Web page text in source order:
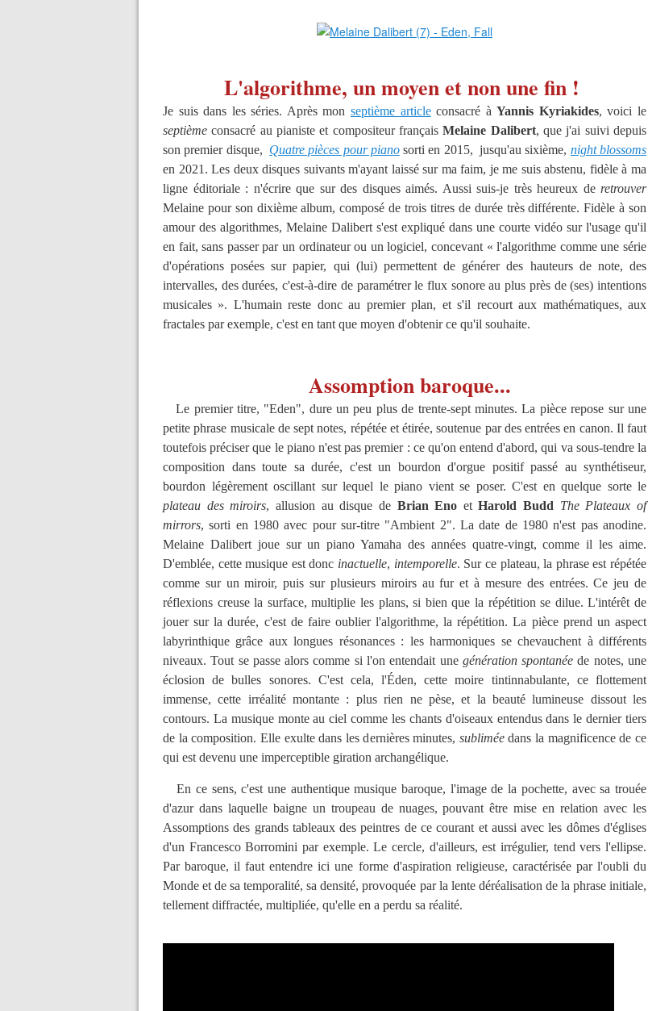
L'algorithme, un moyen et non une fin !
Je suis dans les séries. Après mon septième articleconsacré àYannis Kyriakides, voici le
septième consacré au pianiste et compositeur françaisMelaine Dalibert, que j'ai suivi depuis
son premier disque, Quatre pièces pour pianosorti en 2015, jusqu'au sixième, night blossoms
en 2021. Les deux disques suivants m'ayant laissé sur ma faim, je me suis abstenu, fidèle à ma
ligne éditoriale : n'écrire que sur des disques aimés. Aussi suis-je très heureux de retrouver
Melaine pour son dixième album, composé de trois titres de durée très différente. Fidèle à son
amour des algorithmes, Melaine Dalibert s'est expliqué dans une courte vidéo sur l'usage qu'il
en fait, sans passer par un ordinateur ou un logiciel, concevant « l'algorithme comme une série
d'opérations posées sur papier, qui (lui) permettent de générer des hauteurs de note, des
intervalles, des durées, c'est-à-dire de paramétrer le flux sonore au plus près de (ses) intentions
musicales ». L'humain reste donc au premier plan, et s'il recourt aux mathématiques, aux
fractales par exemple, c'est en tant que moyen d'obtenir ce qu'il souhaite.
Assomption baroque...
Le premier titre, "Eden", dure un peu plus de trente-sept minutes. La pièce repose sur une
petite phrase musicale de sept notes, répétée et étirée, soutenue par des entrées en canon. Il faut
toutefois préciser que le piano n'est pas premier : ce qu'on entend d'abord, qui va sous-tendre la
composition dans toute sa durée, c'est un bourdon d'orgue positif passé au synthétiseur,
bourdon légèrement oscillant sur lequel le piano vient se poser. C'est en quelque sorte le
plateau des miroirs, allusion au disque de Brian Eno etHarold Budd The Plateaux of
mirrors, sorti en 1980 avec pour sur-titre "Ambient 2". La date de 1980 n'est pas anodine.
Melaine Dalibert joue sur un piano Yamaha des années quatre-vingt, comme il les aime.
D'emblée, cette musique est donc inactuelle, intemporelle. Sur ce plateau, la phrase est répétée
comme sur un miroir, puis sur plusieurs miroirs au fur et à mesure des entrées. Ce jeu de
réflexions creuse la surface, multiplie les plans, si bien que la répétition se dilue. L'intérêt de
jouer sur la durée, c'est de faire oublier l'algorithme, la répétition. La pièce prend un aspect
labyrinthique grâce aux longues résonances : les harmoniques se chevauchent à différents
niveaux. Tout se passe alors comme si l'on entendait une génération spontanée de notes, une
éclosion de bulles sonores. C'est cela, l'Éden, cette moire tintinnabulante, ce flottement
immense, cette irréalité montante : plus rien ne pèse, et la beauté lumineuse dissout les
contours. La musique monte au ciel comme les chants d'oiseaux entendus dans le dernier tiers
de la composition. Elle exulte dans les dernières minutes, subliméedans la magnificence de ce
qui est devenu une imperceptible giration archangélique.
En ce sens, c'est une authentique musique baroque, l'image de la pochette, avec sa trouée
d'azur dans laquelle baigne un troupeau de nuages, pouvant être mise en relation avec les
Assomptions des grands tableaux des peintres de ce courant et aussi avec les dômes d'églises
d'un Francesco Borromini par exemple. Le cercle, d'ailleurs, est irrégulier, tend vers l'ellipse.
Par baroque, il faut entendre ici une forme d'aspiration religieuse, caractérisée par l'oubli du
Monde et de sa temporalité, sa densité, provoquée par la lente déréalisation de la phrase initiale,
tellement diffractée, multipliée, qu'elle en a perdu sa réalité.